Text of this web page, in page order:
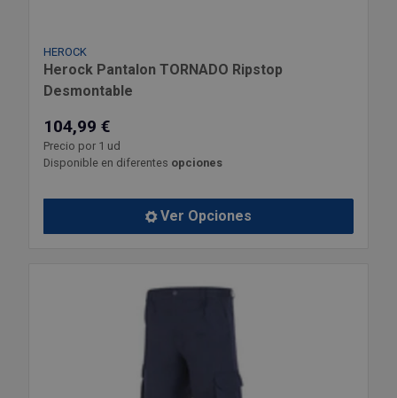
HEROCK
Herock Pantalon TORNADO Ripstop
Desmontable
104,99 €
Precio por 1 ud
Disponible en diferentes opciones
Ver Opciones